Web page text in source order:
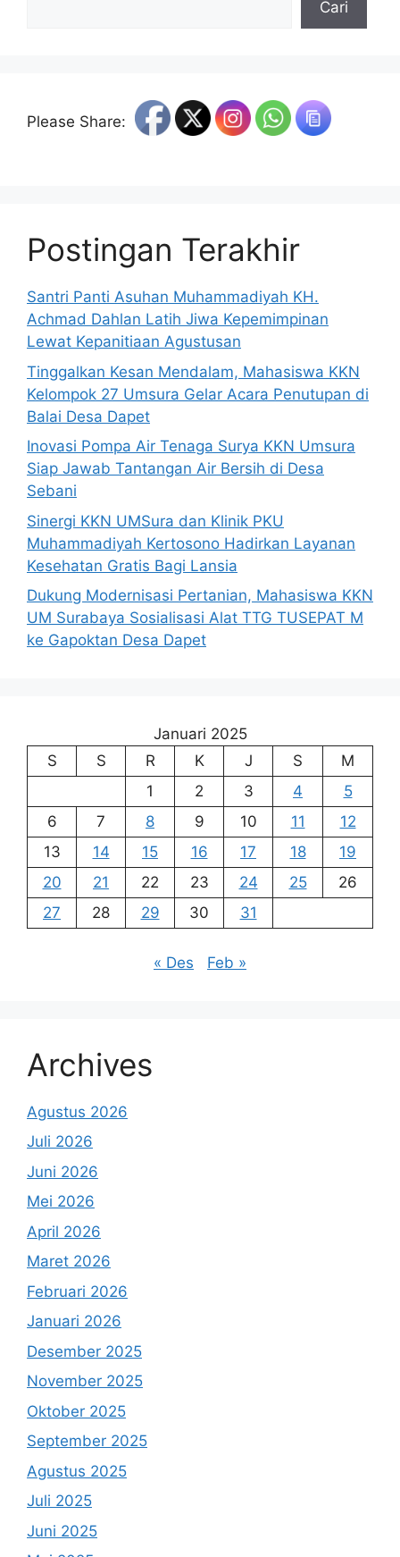
Cari
Please Share:
Postingan Terakhir
Santri Panti Asuhan Muhammadiyah KH.
Achmad Dahlan Latih Jiwa Kepemimpinan
Lewat Kepanitiaan Agustusan
Tinggalkan Kesan Mendalam, Mahasiswa KKN
Kelompok 27 Umsura Gelar Acara Penutupan di
Balai Desa Dapet
Inovasi Pompa Air Tenaga Surya KKN Umsura
Siap Jawab Tantangan Air Bersih di Desa
Sebani
Sinergi KKN UMSura dan Klinik PKU
Muhammadiyah Kertosono Hadirkan Layanan
Kesehatan Gratis Bagi Lansia
Dukung Modernisasi Pertanian, Mahasiswa KKN
UM Surabaya Sosialisasi Alat TTG TUSEPAT M
ke Gapoktan Desa Dapet
Januari 2025
S
S R K J S
M
1
2 3 4
5
6
7 8 9 10 11
12
13
14 15 16 17 18
19
20
21 22 23 24 25
26
27
28 29 30 31
« Des Feb »
Archives
Agustus 2026
Juli 2026
Juni 2026
Mei 2026
April 2026
Maret 2026
Februari 2026
Januari 2026
Desember 2025
November 2025
Oktober 2025
September 2025
Agustus 2025
Juli 2025
Juni 2025